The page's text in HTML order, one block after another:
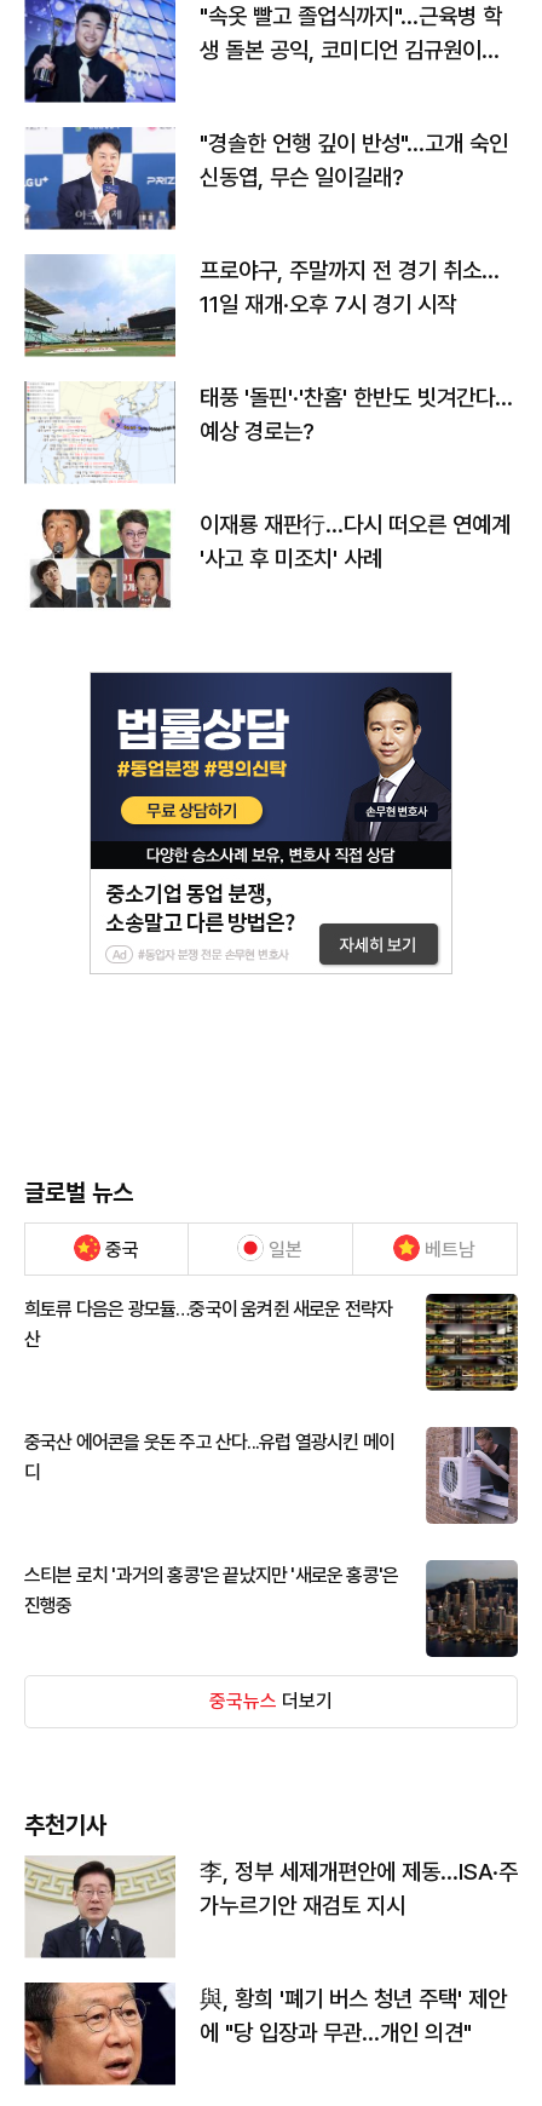
"속옷 빨고 졸업식까지"…근육병 학
생 돌본 공익, 코미디언 김규원이었
"경솔한 언행 깊이 반성"…고개 숙인
신동엽, 무슨 일이길래?
프로야구, 주말까지 전 경기 취소…
11일 재개·오후 7시 경기 시작
태풍 '돌핀'·'찬홈' 한반도 빗겨간다…
예상 경로는?
이재룡 재판行…다시 떠오른 연예계
'사고 후 미조치' 사례
글로벌 뉴스
중국 일본 베트남
희토류 다음은 광모듈…중국이 움켜쥔 새로운 전략자
산
중국산 에어콘을 웃돈 주고 산다...유럽 열광시킨 메이
디
스티븐 로치 '과거의 홍콩'은 끝났지만 '새로운 홍콩'은
진행중
중국뉴스 더보기
추천기사
李, 정부 세제개편안에 제동…ISA·주
가누르기안 재검토 지시
與, 황희 '폐기 버스 청년 주택' 제안
에 "당 입장과 무관…개인 의견"